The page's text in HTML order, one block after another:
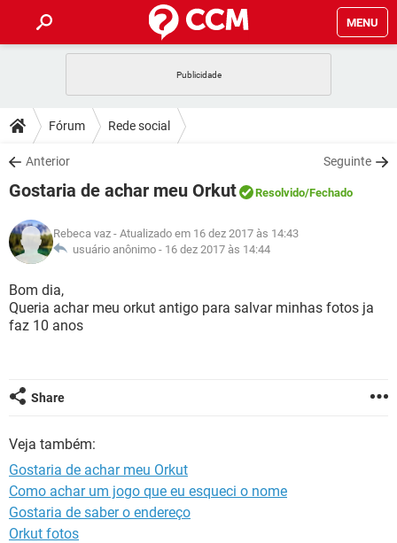
MENU
CELULAR
OUTLOOK
INSTAGRAM GMAIL
GUIA DE COMPRAS
DICAS
JOGOS
INSTAGRAM GMAIL
GUIA DE COMPRAS
DOWNLOADS
JOGOS WHATSAPP
CELULAR
OUTLOOK EXCEL
INSTAGRAM
GUIA DE COMPRAS
JOGOS WHATSAPP
CELULAR
OUTLOOK
INSTAGRAM
GLOSSÁRIO
JOGOS
CELULAR FACEBOOK
GUIA DE COMPRAS
Fórum Rede social
Anterior Seguinte
Gostaria de achar meu Orkut Resolvido/Fechado
Rebeca vaz - Atualizado em 16 dez 2017 às 14:43
usuário anônimo - 16 dez 2017 às 14:44
Bom dia,
Queria achar meu orkut antigo para salvar minhas fotos ja
faz 10 anos
Share
Veja também:
Gostaria de achar meu Orkut
Como achar um jogo que eu esqueci o nome
Gostaria de saber o endereço
Orkut fotos